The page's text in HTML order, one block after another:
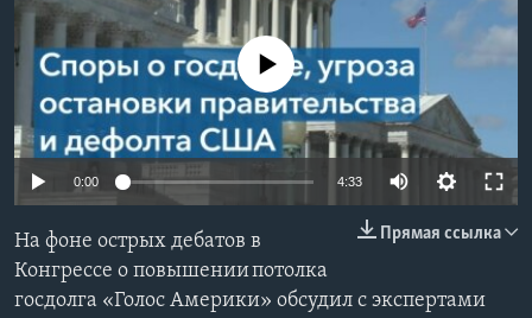
Learning English
СОЦИАЛЬНЫЕ СЕТИ
No media source currently available
0:00 4:33
Прямая ссылка
На фоне острых дебатов в
Конгрессе о повышении потолка
госдолга «Голос Америки» обсудил с экспертами